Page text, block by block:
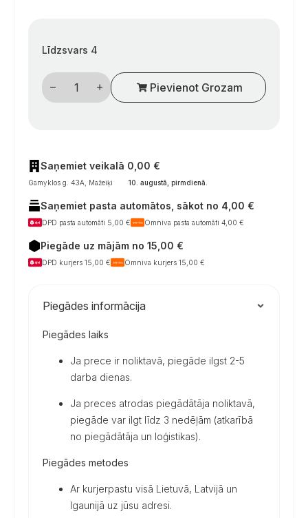
Līdzsvars 4
Vieno
palto
kabliukas
Pievienot Grozam
Saņemiet veikalā 0,00 €
Gamyklos g. 43A, Mažeiķi 10. augustā, pirmdienā
Saņemiet pasta automātos, sākot no 4,00 €
DPD pasta automāti 5,00 € Omniva pasta automāti 4,00 €
Piegāde uz mājām no 15,00 €
DPD kurjers 15,00 € Omniva kurjers 15,00 €
Piegādes informācija
Piegādes laiks
Ja prece ir noliktavā, piegāde ilgst 2-5
darba dienas.
Ja preces atrodas piegādātāja noliktavā,
piegāde var ilgt līdz 3 nedēļām (atkarībā
no piegādātāja un loģistikas).
Piegādes metodes
Ar kurjerpastu visā Lietuvā, Latvijā un
Igaunijā uz jūsu adresi.